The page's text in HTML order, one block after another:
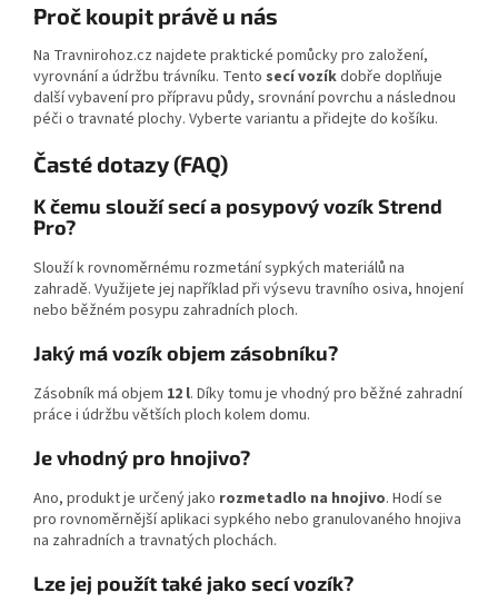
Proč koupit právě u nás
Na Travnirohoz.cz najdete praktické pomůcky pro založení,
vyrovnání a údržbu trávníku. Tento secí vozíkdobře doplňuje
další vybavení pro přípravu půdy, srovnání povrchu a následnou
péči o travnaté plochy. Vyberte variantu a přidejte do košíku.
Časté dotazy (FAQ)
K čemu slouží secí a posypový vozík Strend
Pro?
Slouží k rovnoměrnému rozmetání sypkých materiálů na
zahradě. Využijete jej například při výsevu travního osiva, hnojení
nebo běžném posypu zahradních ploch.
Jaký má vozík objem zásobníku?
Zásobník má objem 12 l. Díky tomu je vhodný pro běžné zahradní
práce i údržbu větších ploch kolem domu.
Je vhodný pro hnojivo?
Ano, produkt je určený jako rozmetadlo na hnojivo. Hodí se
pro rovnoměrnější aplikaci sypkého nebo granulovaného hnojiva
na zahradních a travnatých plochách.
Lze jej použít také jako secí vozík?